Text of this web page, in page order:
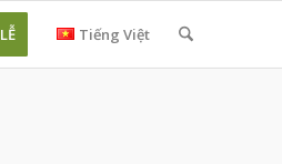
Tiếng Việt